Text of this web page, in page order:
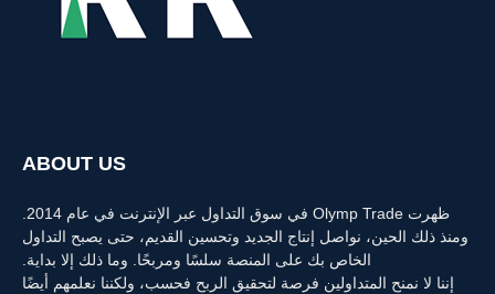
ABOUT US
ومنذ ذلك الحين، نواصل إنتاج الجديد وتحسين القديم، حتى يصبح التداول
الخاص بك على المنصة سلسًا ومربحًا. وما ذلك إلا بداية.
إننا لا نمنح المتداولين فرصة لتحقيق الربح فحسب، ولكننا نعلمهم أيضًا